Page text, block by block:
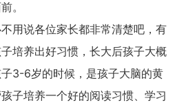
。
说各位家长都非常清楚吧，有
培养出好习惯，长大后孩子大概
3-6岁的时候，是孩子大脑的黄
子培养一个好的阅读习惯、学习